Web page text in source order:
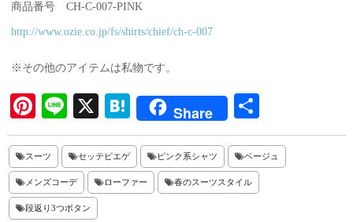
商品番号 CH-C-007-PINK
http://www.ozie.co.jp/fs/shirts/chief/ch-c-007
※その他のアイテムは私物です。
Pi
nt
er
es
t
Li
ne
X
H
at
en
a
Share
有
スーツ セッテピエゲ ピンク系シャツ ベージュ
メンズコーデ ローファー 春のスーツスタイル
段返り3つボタン